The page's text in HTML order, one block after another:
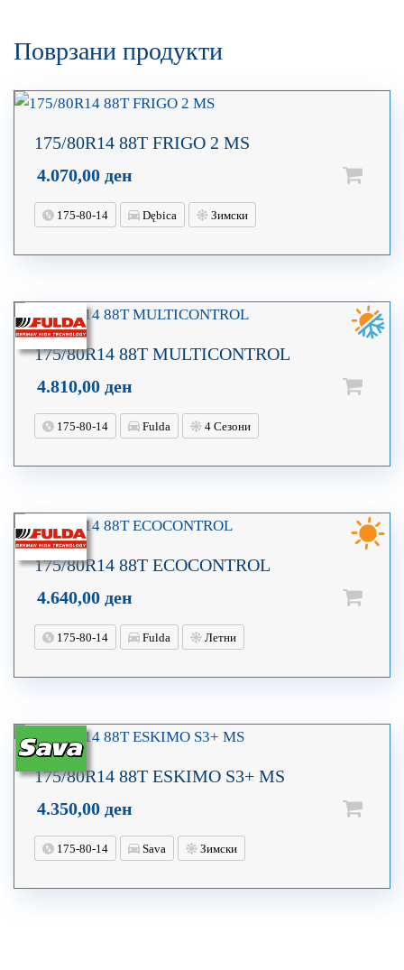
Поврзани продукти
175/80R14 88T FRIGO 2 MS
4.070,00 ден
175-80-14 Dębica Зимски
175/80R14 88T MULTICONTROL
4.810,00 ден
175-80-14 Fulda 4 Сезони
175/80R14 88T ECOCONTROL
4.640,00 ден
175-80-14 Fulda Летни
175/80R14 88T ESKIMO S3+ MS
4.350,00 ден
175-80-14 Sava Зимски